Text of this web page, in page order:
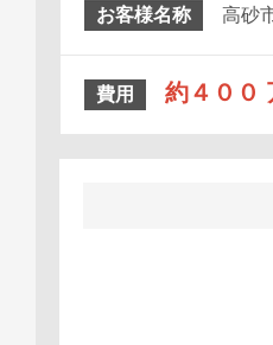
お客様名称 高砂
費用 約４００